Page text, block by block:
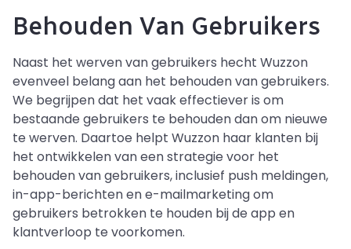
Behouden Van Gebruikers
Naast het werven van gebruikers hecht Wuzzon
evenveel belang aan het behouden van gebruikers.
We begrijpen dat het vaak effectiever is om
bestaande gebruikers te behouden dan om nieuwe
te werven. Daartoe helpt Wuzzon haar klanten bij
het ontwikkelen van een strategie voor het
behouden van gebruikers, inclusief push meldingen,
in-app-berichten en e-mailmarketing om
gebruikers betrokken te houden bij de app en
klantverloop te voorkomen.